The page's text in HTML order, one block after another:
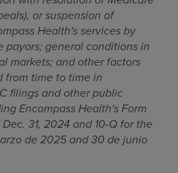
or suspension of
Health's services by
payors; general conditions in
markets; and other factors
from time to time in
filings and other public
Encompass Health's Form
Dec. 31, 2024and 10-Q for the
de 2025and30 de junio